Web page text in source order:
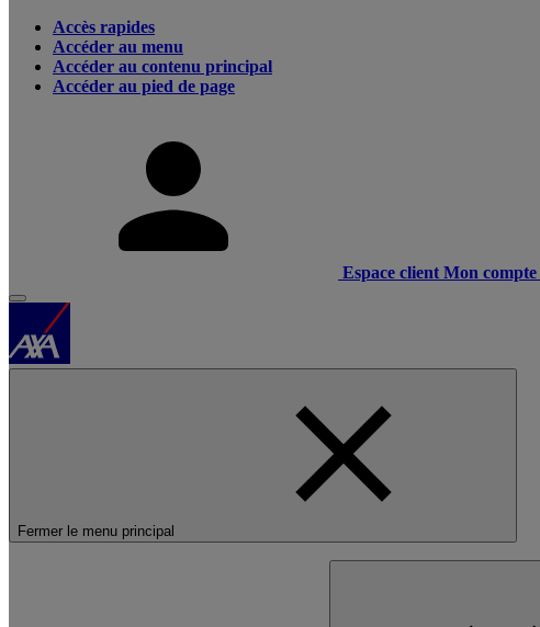
Accès rapides
Accéder au menu
Accéder au contenu principal
Accéder au pied de page
Espace client Mon compte
Fermer le menu principal